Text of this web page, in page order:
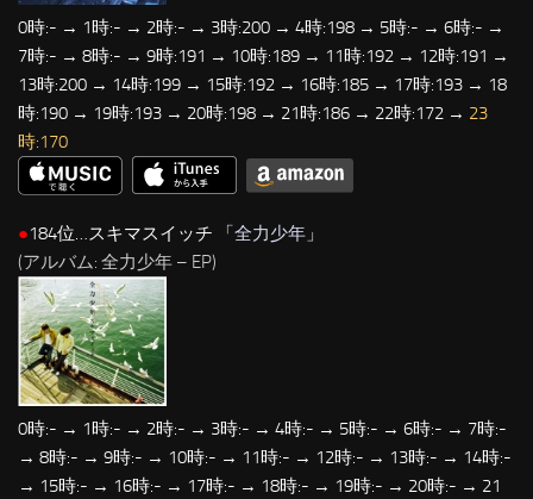
0時:- → 1時:- → 2時:- → 3時:200 → 4時:198 → 5時:- → 6時:- →
7時:- → 8時:- → 9時:191 → 10時:189 → 11時:192 → 12時:191 →
13時:200 → 14時:199 → 15時:192 → 16時:185 → 17時:193 → 18
時:190 → 19時:193 → 20時:198 → 21時:186 → 22時:172 → 23
時:170
●184位…スキマスイッチ 「全力少年 」
(アルバム: 全力少年 – EP)
0時:- → 1時:- → 2時:- → 3時:- → 4時:- → 5時:- → 6時:- → 7時:-
→ 8時:- → 9時:- → 10時:- → 11時:- → 12時:- → 13時:- → 14時:-
→ 15時:- → 16時:- → 17時:- → 18時:- → 19時:- → 20時:- → 21